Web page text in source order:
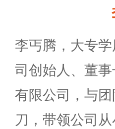
李丐腾，大专
司创始人、董
有限公司，与
刀，带领公司